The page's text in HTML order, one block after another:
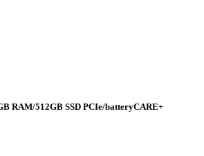
RAM/512GB SSD PCIe/batteryCARE+